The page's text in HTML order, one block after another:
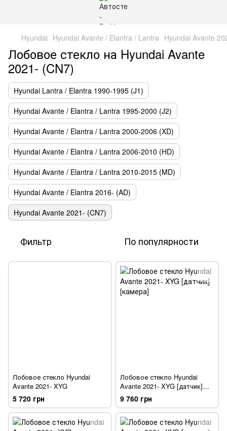
Hyundai Hyundai Avante / Elantra / Lantra Hyundai Avante
Лобовое стекло на Hyundai Avante
2021- (CN7)
Hyundai Lantra / Elantra 1990-1995 (J1)
Hyundai Avante / Elantra / Lantra 1995-2000 (J2)
Hyundai Avante / Elantra / Lantra 2000-2006 (XD)
Hyundai Avante / Elantra / Lantra 2006-2010 (HD)
Hyundai Avante / Elantra / Lantra 2010-2015 (MD)
Hyundai Avante / Elantra 2016- (AD)
Hyundai Avante 2021- (CN7)
Фильтр По популярности
Лобовое стекло Hyundai
Avante 2021- XYG
5 720 грн
Лобовое стекло Hyundai
Avante 2021- XYG [датчик]
[камера]
9 760 грн